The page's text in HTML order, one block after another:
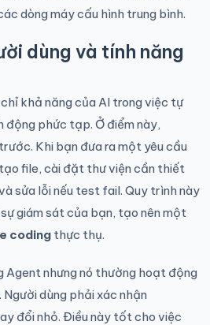
dòng máy cấu hình trung bình.
dùng và tính năng
khả năng của AI trong việc tự
động phức tạp. Ở điểm này,
Khi bạn đưa ra một yêu cầu
file, cài đặt thư viện cần thiết
sửa lỗi nếu test fail. Quy trình này
giám sát của bạn, tạo nên một
coding thực thụ.
Agent nhưng nó thường hoạt động
dùng phải xác nhận
đổi nhỏ. Điều này tốt cho việc